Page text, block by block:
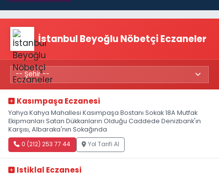
İstanbul Beyoğlu Nöbetçi Eczaneler
Kasımpaşa Eczanesi
Yahya Kahya Mahallesi Kasımpaşa Bostanı Sokak 18A Mutfak
Ekipmanları Satan Dükkanların Olduğu Caddede Denizbank'ın
Karşısı, Albaraka'nın Sokağında
0 (212) 253 77 44 Yol Tarifi Al
Istiklal Eczanesi